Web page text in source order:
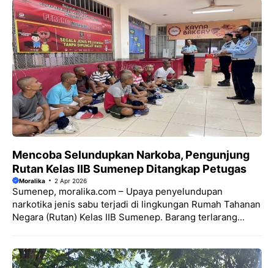
Mencoba Selundupkan Narkoba, Pengunjung
Rutan Kelas IIB Sumenep Ditangkap Petugas
Moralika 2 Apr 2026
Sumenep, moralika.com – Upaya penyelundupan
narkotika jenis sabu terjadi di lingkungan Rumah Tahanan
Negara (Rutan) Kelas IIB Sumenep. Barang terlarang...